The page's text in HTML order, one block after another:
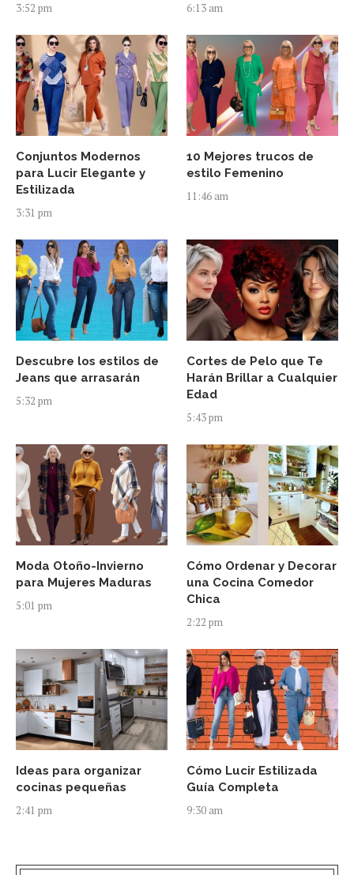
3:52 pm
6:13 am
Conjuntos Modernos
para Lucir Elegante y
Estilizada
3:31 pm
10 Mejores trucos de
estilo Femenino
11:46 am
Descubre los estilos de
Jeans que arrasarán
5:32 pm
Cortes de Pelo que Te
Harán Brillar a Cualquier
Edad
5:43 pm
Moda Otoño-Invierno
para Mujeres Maduras
5:01 pm
Cómo Ordenar y Decorar
una Cocina Comedor
Chica
2:22 pm
Ideas para organizar
cocinas pequeñas
2:41 pm
Cómo Lucir Estilizada
Guía Completa
9:30 am